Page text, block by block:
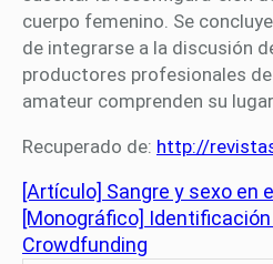
cuerpo femenino. Se
de integrarse a la discusión
productores profesionales
amateur comprenden su
Recuperado de: http://
[Artículo] Sangre y sexo en
[Monográfico]
Crowdfunding